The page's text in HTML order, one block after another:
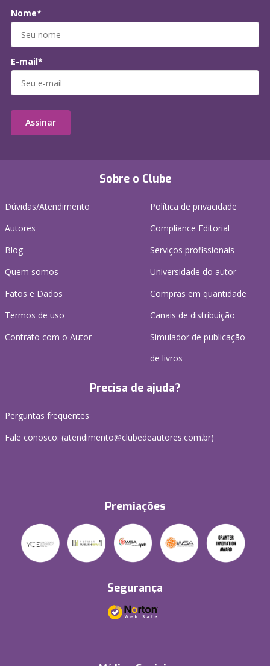
Sobre o Clube
Dúvidas/Atendimento
Autores
Blog
Quem somos
Fatos e Dados
Termos de uso
Contrato com o Autor
Política de privacidade
Compliance Editorial
Serviços profissionais
Universidade do autor
Compras em quantidade
Canais de distribuição
Simulador de publicação
de livros
Precisa de ajuda?
Perguntas frequentes
Fale conosco: (atendimento@clubedeautores.com.br)
Premiações
Segurança
Nome*
E-mail*
Assinar